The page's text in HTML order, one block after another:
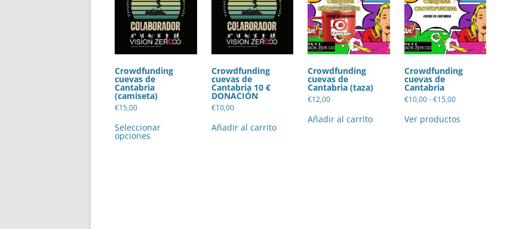
Crowdfunding
cuevas de
Cantabria
(camiseta)
€15,00
Seleccionar
opciones
producto
Crowdfunding
cuevas de
Cantabria 10 €
DONACIÓN
€10,00
Añadir al carrito
Crowdfunding
cuevas de
Cantabria (taza)
€12,00
Añadir al carrito
Crowdfunding
cuevas de
Cantabria
€10,00 - €15,00Rango
desde
Ver productos